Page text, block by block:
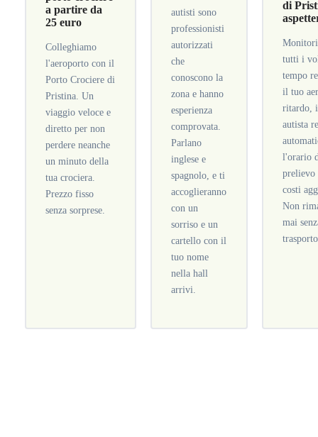
a partire da
25 euro
Colleghiamo
l'aeroporto con il
Porto Crociere di
Pristina. Un
viaggio veloce e
diretto per non
perdere neanche
un minuto della
tua crociera.
Prezzo fisso
senza sorprese.
autisti sono
professionisti
autorizzati
che
conoscono la
zona e hanno
esperienza
comprovata.
Parlano
inglese e
spagnolo, e ti
accoglieranno
con un
sorriso e un
cartello con il
tuo nome
nella hall
arrivi.
di
tutti i
tempo
il tuo
ritardo,
autista
l'orario
prelievo
costi
Non
mai